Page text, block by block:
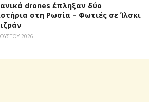
drones έπληξαν δύο
στη Ρωσία – Φωτιές σε Ίλσκι
2026